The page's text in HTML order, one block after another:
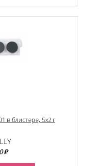
в блистере, 5х2 г
₽